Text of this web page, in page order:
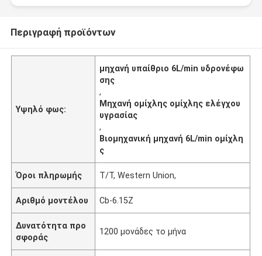
Περιγραφή προϊόντων
Υψηλό φως:
μηχανή υπαίθριο 6L/min υδρονέφω
σης
,
Μηχανή ομίχλης ομίχλης ελέγχου
υγρασίας
,
Βιομηχανική μηχανή 6L/min ομίχλη
ς
Όροι πληρωμής T/T, Western Union,
Αριθμό μοντέλου Cb-6.15Z
Δυνατότητα προ
σφοράς
1200 μονάδες το μήνα